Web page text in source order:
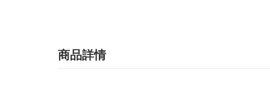
商品詳情